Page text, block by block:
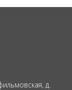
д.